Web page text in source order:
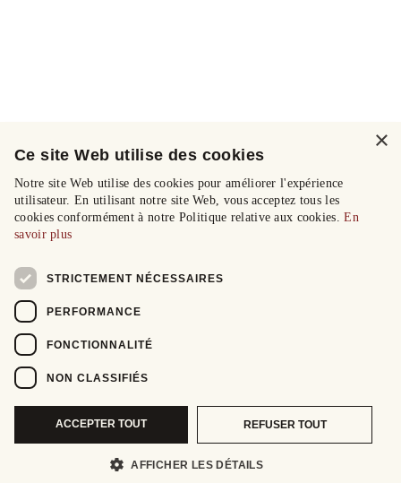
×
Ce site Web utilise des cookies
Notre site Web utilise des cookies pour améliorer l'expérience
utilisateur. En utilisant notre site Web, vous acceptez tous les
cookies conformément à notre Politique relative aux cookies.En
savoir plus
STRICTEMENT NÉCESSAIRES
PERFORMANCE
FONCTIONNALITÉ
NON CLASSIFIÉS
ACCEPTER TOUT REFUSER TOUT
AFFICHER LES DÉTAILS